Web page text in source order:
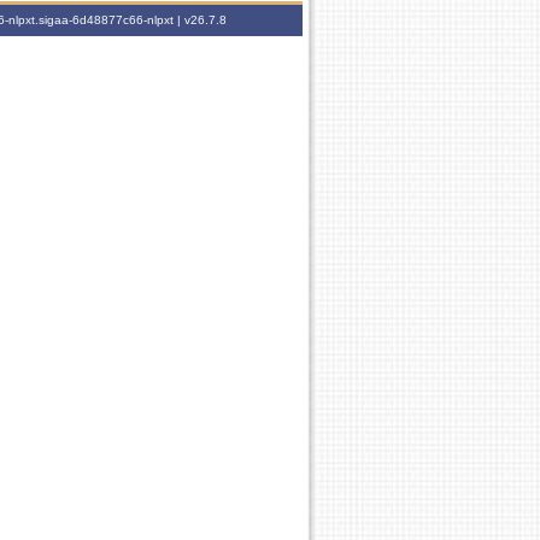
nlpxt.sigaa-6d48877c66-nlpxt | v26.7.8